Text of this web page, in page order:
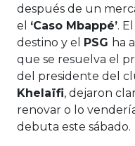
después de un
el ‘Caso Mbappé’. El
destino y el
PSG ha
que se resuelva el
del presidente del
Khelaïfi, dejaron
renovar o lo
debuta este sábado.